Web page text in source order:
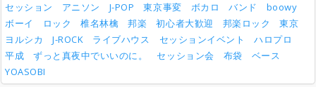
セッション アニソン J-POP 東京事変 ボカロ バンド
boowy
ボーイ
ロック 椎名林檎 邦楽 初心者大歓迎 邦楽ロック
東京
ヨルシカ
J-ROCK ライブハウス セッションイベント
ハロプロ
平成
ずっと真夜中でいいのに。 セッション会 布袋
ベース
YOASOBI